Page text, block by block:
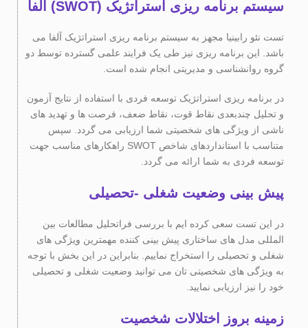
سیستم برنامه ریزی استراتژیک (SWOT) آلفا
تست نئو رابینیا مجهز به سیستم برنامه ریزی استراتژیک آلفا می
باشد. این برنامه ریزی نیز طی یک فرایند علمی گسترده توسط دو
گروه روانشناسی و مدیریتی انجام شده است.
در برنامه ریزی استراتژیک توسعه فردی با استفاده از نتایج آزمون
و تحلیل چندبعدی نقاط قوت، نقاط ضعف، فرصت ها و تهدید های
ناشی از ویژگی های شخصیتی شما ارزیابی می گردد. سپس
متناسب با استانداردهای شاخص SWOT راهکارهای مناسب جهت
توسعه فردی به شما ارائه می گردد.
پیش بینی وضعیت شغلی -تحصیلی
در این تست سعی کرده ایم با بررسی فراتحلیل مطالعات بین
المللی مدل های ساختاری پیش بینی کننده مهمترین ویژگی های
شغلی و تحصیلی را استخراج نماییم. بنابراین در این بخش با توجه
به ویژگی های شخصیتی تان می توانید وضعیت شغلی و تحصیلی
خود را نیز ارزیابی نمایید.
زمینه بروز اختلالات شخصیت